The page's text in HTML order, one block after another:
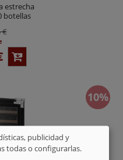
estrecha
botellas
€
10%
publicidad y
todas o configurarlas.